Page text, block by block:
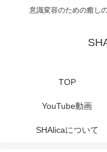
意識変容のための癒し
TOP
YouTube動画
SHAlicaについて